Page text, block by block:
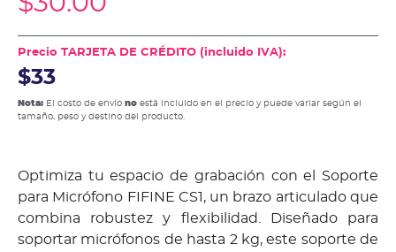
Precio TARJETA DE CRÉDITO (incluido IVA):
$33
Nota: El costo de envío no está incluido en el precio y puede variar según el
tamaño, peso y destino del producto.
Optimiza tu espacio de grabación con el Soporte
para Micrófono FIFINE CS1, un brazo articulado que
combina robustez y flexibilidad. Diseñado para
soportar micrófonos de hasta 2 kg, este soporte de